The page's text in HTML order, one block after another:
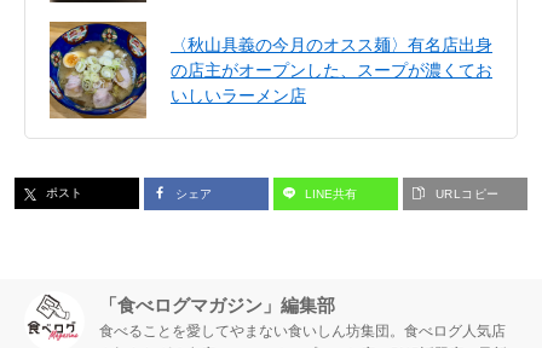
〈秋山具義の今月のオスス麺〉有名店出身
の店主がオープンした、スープが濃くてお
いしいラーメン店
ポスト シェア LINE共有 URLコピー
「食べログマガジン」編集部
食べることを愛してやまない食いしん坊集団。食べログ人気店